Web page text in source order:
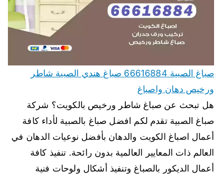
صباغ الصبية 66616884 صباغ هندي الصبية شاطر
ورخيص دهان واصباغ
هل تبحث عن صباغ شاطر ورخيص بالكويت؟ شركة
صباغ الصبية تقدم لكم افضل صباغ بالصبية لأداء كافة
أعمال اصباغ الكويت والدهان بأفضل نوعيات الدهان في
العالم ذات المعايير العالمية بدون رائحة. تنفيذ كافة
أعمال الديكور بالصباغ وتنفيذ أشكال ولوحات فنية